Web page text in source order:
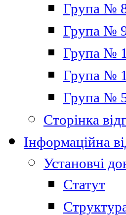
Група №
Група №
Група №
Група №
Група №
Сторінка
Інформаційна
Установчі
Статут